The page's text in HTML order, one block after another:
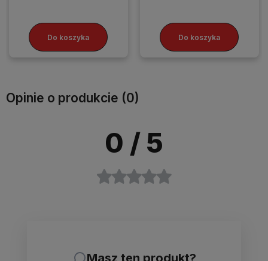
Do koszyka Do koszyka
Opinie o produkcie (0)
0 / 5